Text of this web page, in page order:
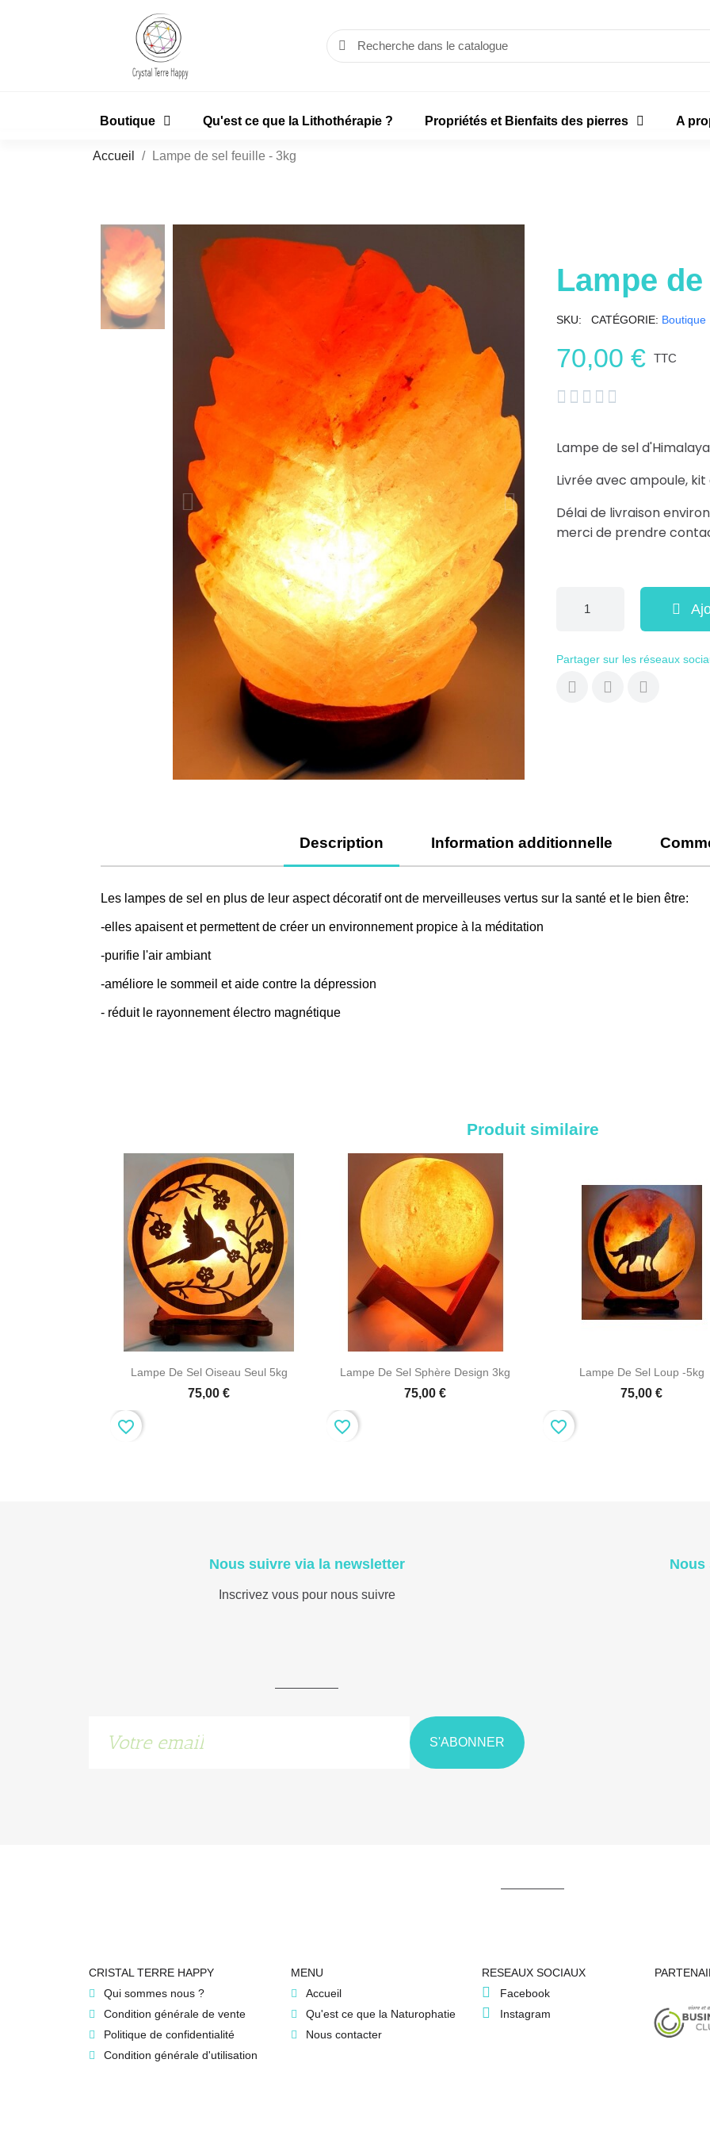
Boutique Qu'est ce que la Lithothérapie ? Propriétés et Bienfaits des pierres A
Accueil Lampe de sel feuille - 3kg
Lampe
SKU CATÉGORIE Boutique
70,00 € TTC
    
Lampe de sel
Livrée avec ampoule,
Délai de livraison
merci de prendre
Partager sur les réseaux
Description Information additionnelle
Les lampes de sel en plus de leur aspect décoratif ont de merveilleuses vertus sur la santé et le bien être:
-elles apaisent et permettent de créer un environnement propice à la méditation
-purifie l'air ambiant
-améliore le sommeil et aide contre la dépression
- réduit le rayonnement électro magnétique
Produit similaire
Aperçu rapide
Lampe De Sel Oiseau Seul 5kg
75,00 €
favorite_border
 Aperçu rapide
Lampe De Sel Sphère Design 3kg
75,00 €
favorite_border
Aperçu rapide
Lampe De Sel Loup -5kg
75,00 €
favorite_border
Nous suivre via la newsletter
Inscrivez vous pour nous suivre
S'ABONNER
Nous
CRISTAL TERRE HAPPY
Qui sommes nous ?
Condition générale de vente
Politique de confidentialité
Condition générale d'utilisation
MENU
Accueil
Qu'est ce que la Naturophatie
Nous contacter
RESEAUX SOCIAUX
Facebook
Instagram